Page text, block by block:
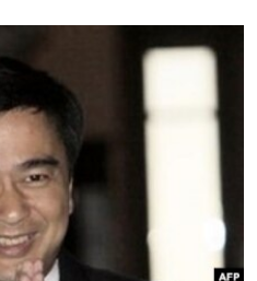
CỦA MỸ: QUÁ KHỨ VÀ HIỆN
DẢI GAZA
ĐƯỜNG